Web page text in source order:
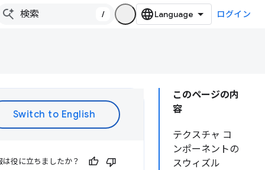
/ ログイン
このページの内
容
テクスチャ コ
ンポーネントの
スウィズル
は役に立ちましたか？